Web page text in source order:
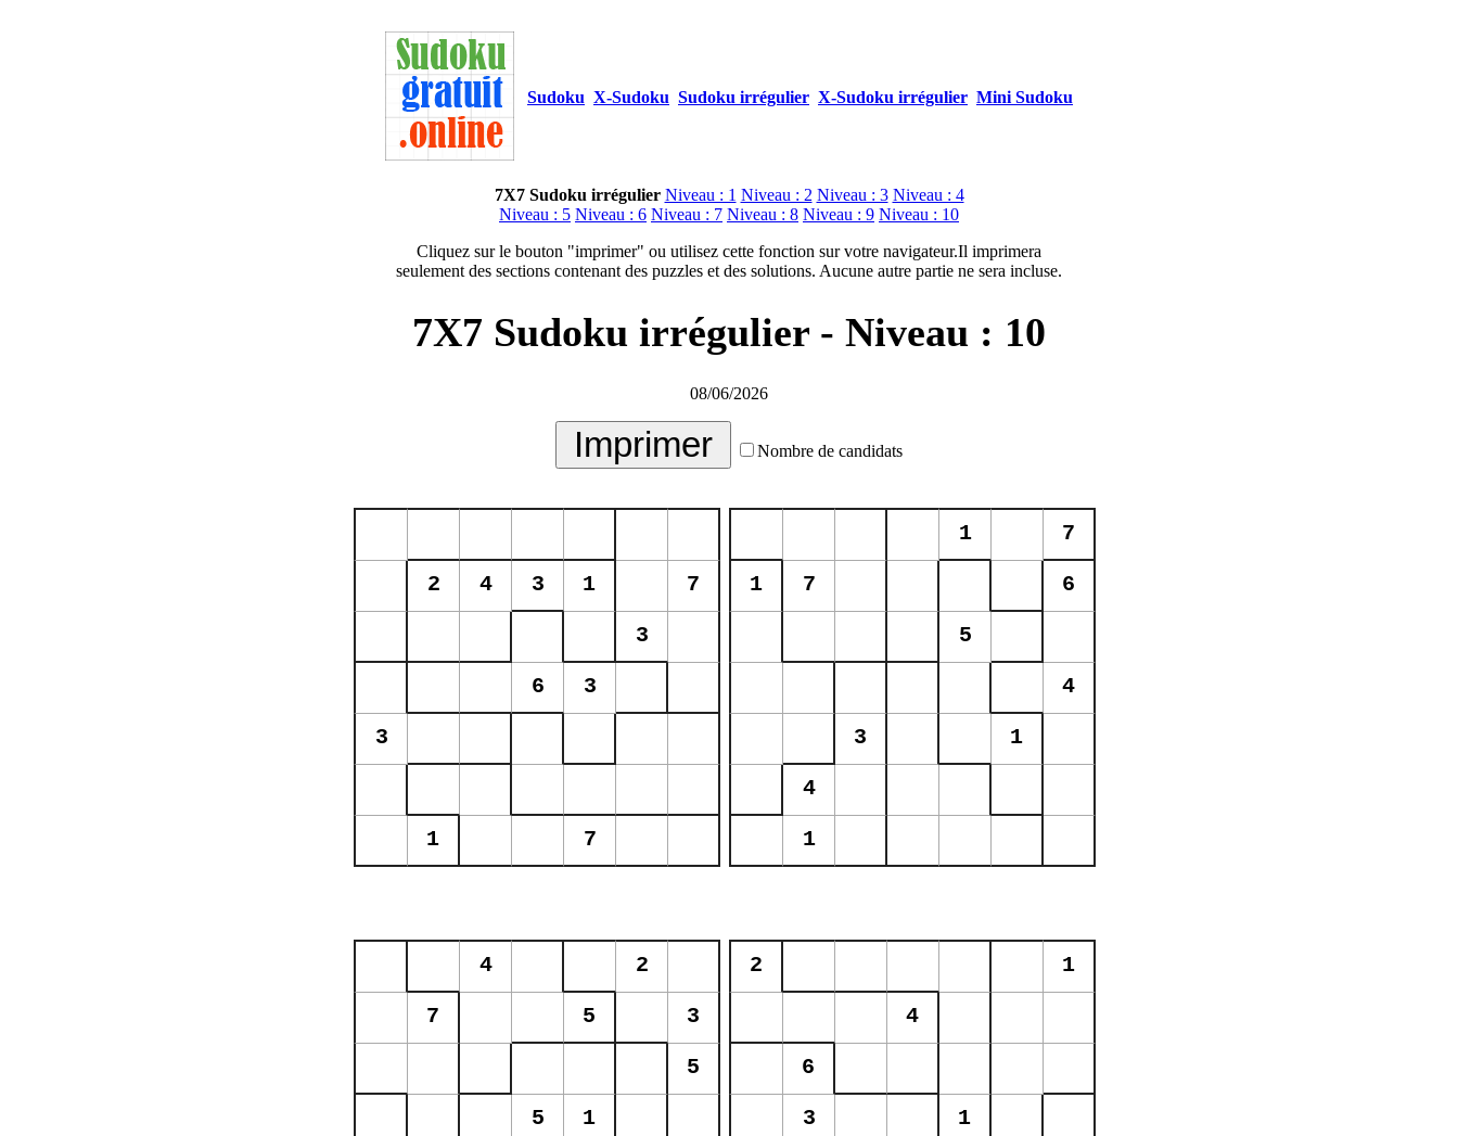
Sudoku X-Sudoku Sudoku irrégulier X-Sudoku irrégulier Mini Sudoku
7X7 Sudoku irrégulier Niveau : 1 Niveau : 2 Niveau : 3 Niveau : 4
Niveau : 5 Niveau : 6 Niveau : 7 Niveau : 8 Niveau : 9 Niveau : 10
Cliquez sur le bouton "imprimer" ou utilisez cette fonction sur votre navigateur.Il imprimera
seulement des sections contenant des puzzles et des solutions. Aucune autre partie ne sera incluse.
7X7 Sudoku irrégulier - Niveau : 10
08/06/2026
Nombre de candidats